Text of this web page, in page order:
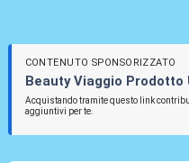
CONTENUTO SPONSORIZZATO
Beauty Viaggio Prodotto
Acquistando tramite questo link
aggiuntivi per te.